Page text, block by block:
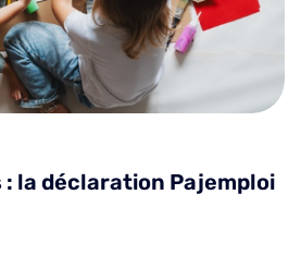
: la déclaration Pajemploi